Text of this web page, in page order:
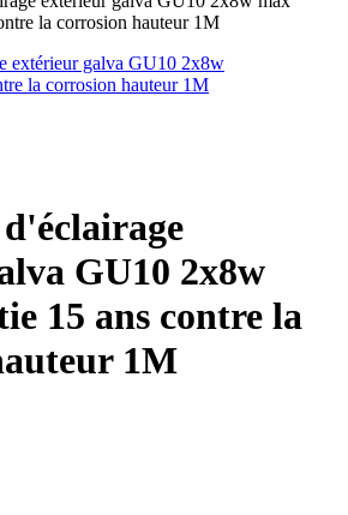
la corrosion hauteur 1M
GU10 2x8w
15 ans contre la
1M